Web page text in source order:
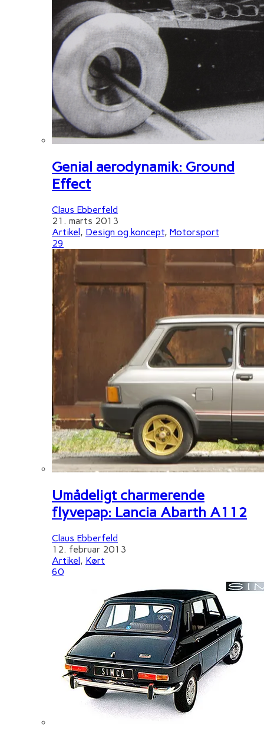
Genial aerodynamik: Ground
Effect
Claus Ebberfeld
21. marts 2013
Artikel, Design og koncept, Motorsport
29
Umådeligt charmerende
flyvepap: Lancia Abarth A112
Claus Ebberfeld
12. februar 2013
Artikel, Kørt
60